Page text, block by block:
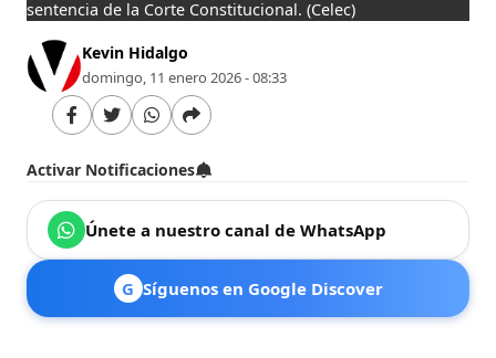
sentencia de la Corte Constitucional. (Celec)
Kevin Hidalgo
domingo, 11 enero 2026 - 08:33
Activar Notificaciones
Únete a nuestro canal de WhatsApp
G Síguenos en Google Discover